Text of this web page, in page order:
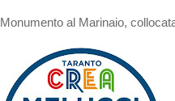
Monumento al Marinaio,